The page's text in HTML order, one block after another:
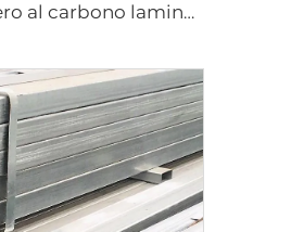
Tubo redondo de acero al carbono laminado en caliente tubo negro ASTM AISI